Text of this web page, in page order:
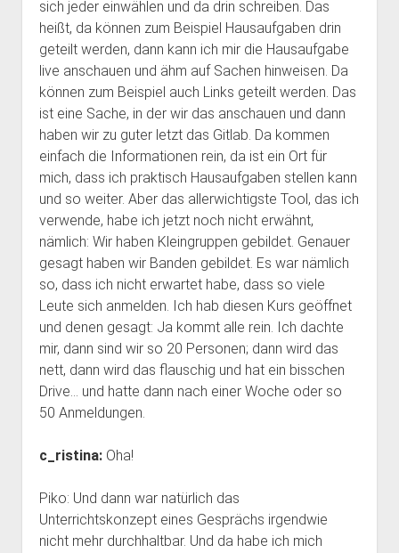
sich jeder einwählen und da drin schreiben. Das
heißt, da können zum Beispiel Hausaufgaben drin
geteilt werden, dann kann ich mir die Hausaufgabe
live anschauen und ähm auf Sachen hinweisen. Da
können zum Beispiel auch Links geteilt werden. Das
ist eine Sache, in der wir das anschauen und dann
haben wir zu guter letzt das Gitlab. Da kommen
einfach die Informationen rein, da ist ein Ort für
mich, dass ich praktisch Hausaufgaben stellen kann
und so weiter. Aber das allerwichtigste Tool, das ich
verwende, habe ich jetzt noch nicht erwähnt,
nämlich: Wir haben Kleingruppen gebildet. Genauer
gesagt haben wir Banden gebildet. Es war nämlich
so, dass ich nicht erwartet habe, dass so viele
Leute sich anmelden. Ich hab diesen Kurs geöffnet
und denen gesagt: Ja kommt alle rein. Ich dachte
mir, dann sind wir so 20 Personen; dann wird das
nett, dann wird das flauschig und hat ein bisschen
Drive… und hatte dann nach einer Woche oder so
50 Anmeldungen.
c_ristina:Oha!
Piko: Und dann war natürlich das
Unterrichtskonzept eines Gesprächs irgendwie
nicht mehr durchhaltbar. Und da habe ich mich